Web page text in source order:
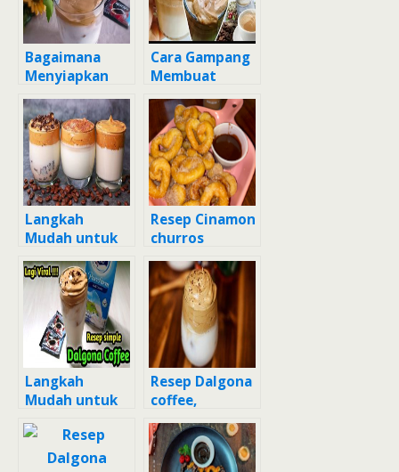
Bagaimana
Menyiapkan
Dalgona Coffee
Nescafe, Enak
Cara Gampang
Membuat
Dalgona White
Coffee Anti
Gagal
Langkah
Mudah untuk
Membuat 16.
Dalgona Coffee
(Nescafe
classic) Anti
Gagal
Resep Cinamon
churros
Langkah
Mudah untuk
Membuat
Dalgona Coffee
Anti Gagal
Resep Dalgona
coffee,
Sempurna